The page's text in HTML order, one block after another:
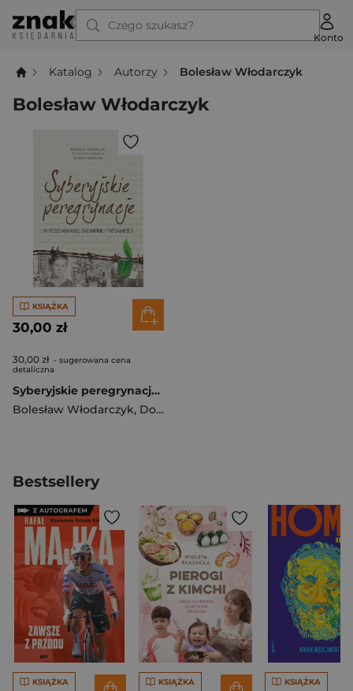
Czego szukasz?
Konto
Katalog Autorzy Bolesław Włodarczyk
Bolesław Włodarczyk
KSIĄŻKA
30,00 zł
30,00 zł - sugerowana cena
detaliczna
Syberyjskie peregrynacje W poszukiwaniu zaginionej tożsamości
Bolesław Włodarczyk, Dorota Niedźwiecka
Bestsellery
KSIĄŻKA KSIĄŻKA KSIĄŻKA